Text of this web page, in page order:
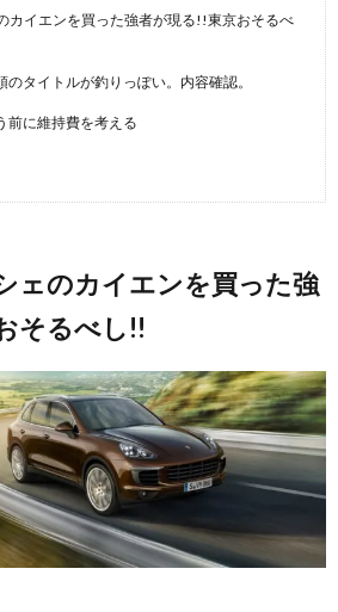
カイエンを買った強者が現る!!東京おそるべ
のタイトルが釣りっぽい。内容確認。
前に維持費を考える
ェのカイエンを買った強
そるべし!!